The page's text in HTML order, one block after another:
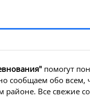
помогут
сообщаем обо всем,
Все свежие